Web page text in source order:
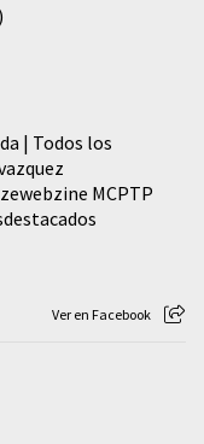
| Todos los
MCPTP
Ver en Facebook